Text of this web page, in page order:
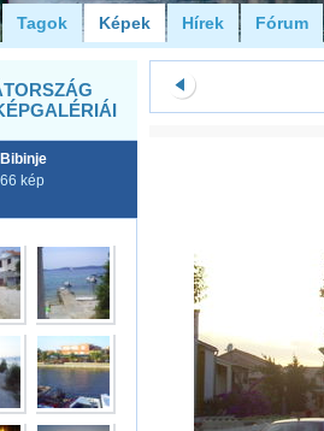
Tagok Képek Hírek Fórum
Bibinje
66 kép